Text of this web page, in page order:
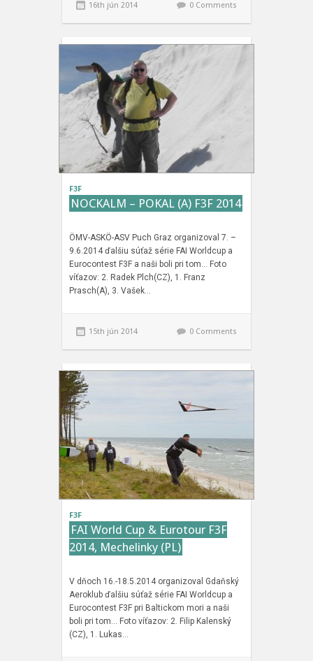
16th jún 2014 0 Comments
F3F
NOCKALM – POKAL (A) F3F 2014
ÖMV-ASKÖ-ASV Puch Graz organizoval 7. –
9.6.2014 ďalšiu súťaž série FAI Worldcup a
Eurocontest F3F a naši boli pri tom… Foto
víťazov: 2. Radek Plch(CZ), 1. Franz
Prasch(A), 3. Vašek…
15th jún 2014 0 Comments
F3F
FAI World Cup & Eurotour F3F
2014, Mechelinky (PL)
V dňoch 16.-18.5.2014 organizoval Gdaňský
Aeroklub ďalšiu súťaž série FAI Worldcup a
Eurocontest F3F pri Baltickom mori a naši
boli pri tom… Foto víťazov: 2. Filip Kalenský
(CZ), 1. Lukas…